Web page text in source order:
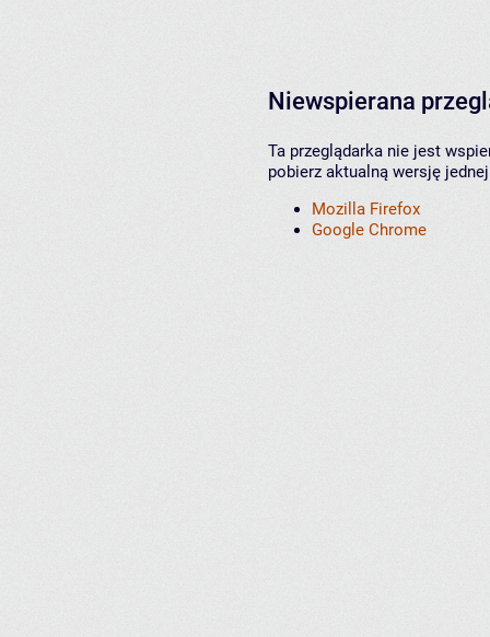
Niewspierana
Ta przeglądarka nie jest
pobierz aktualną wersję
Mozilla Firefox
Google Chrome